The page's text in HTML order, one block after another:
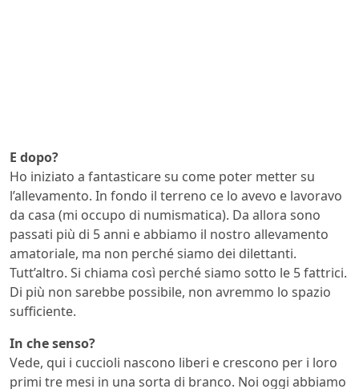
E dopo?
Ho iniziato a fantasticare su come poter metter su
l’allevamento. In fondo il terreno ce lo avevo e lavoravo
da casa (mi occupo di numismatica). Da allora sono
passati più di 5 anni e abbiamo il nostro allevamento
amatoriale, ma non perché siamo dei dilettanti.
Tutt’altro. Si chiama così perché siamo sotto le 5 fattrici.
Di più non sarebbe possibile, non avremmo lo spazio
sufficiente.
In che senso?
Vede, qui i cuccioli nascono liberi e crescono per i loro
primi tre mesi in una sorta di branco. Noi oggi abbiamo